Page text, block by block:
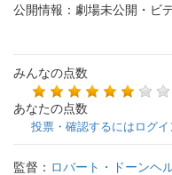
公開情報：劇場未公開・ビ
みんなの点数
あなたの点数
投票・確認するにはログイ
監督： ロバート・ドーンヘ